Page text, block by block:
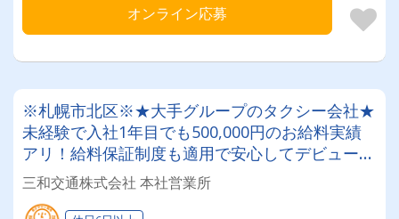
オンライン応募
※札幌市北区※★大手グループのタクシー会社★
未経験で入社1年目でも500,000円のお給料実績
アリ！給料保証制度も適用で安心してデビュー出
来ます！札幌エリアでタクシードライバー
三和交通株式会社 本社営業所